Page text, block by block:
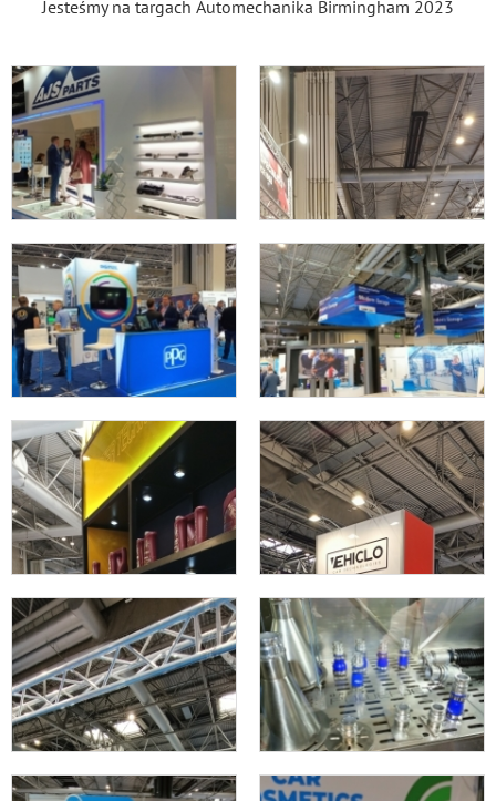
Jesteśmy na targach Automechanika Birmingham 2023